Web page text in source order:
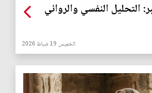
التحليل النفسي والروائي
الخميس 19 شباط 2026